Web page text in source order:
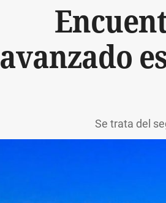
avanzado
Se trata del